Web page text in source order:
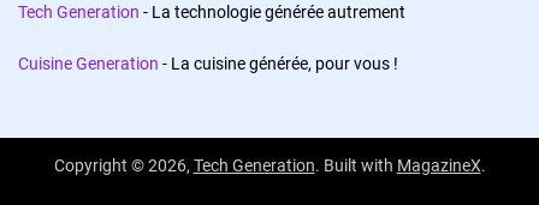
Tech Generation - La technologie générée autrement
Cuisine Generation - La cuisine générée, pour vous !
Copyright © 2026, Tech Generation. Built with MagazineX.